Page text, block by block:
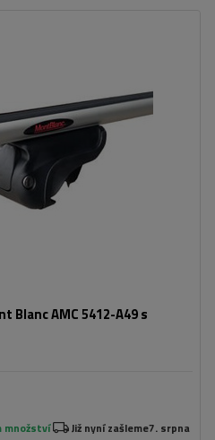
Blanc AMC 5412-A49 s
množství Již nyní zašleme7. srpna